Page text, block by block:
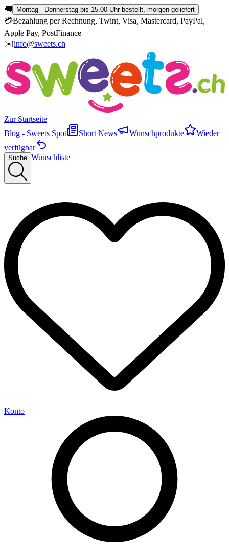
🚚 Montag - Donnerstag bis 15.00 Uhr bestellt, morgen geliefert
💳Bezahlung per Rechnung, Twint, Visa, Mastercard, PayPal,
Apple Pay, PostFinance
✉️info@sweets.ch
Zur Startseite
Blog - Sweets Spot
Short News Wunschprodukte
Wieder
verfügbar
Suche Wunschliste
Konto